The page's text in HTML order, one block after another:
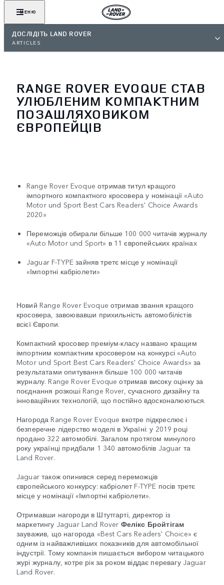
МЕНЮ
ДОСЛІДІТЬ LAND ROVER
ARTICLES
RANGE ROVER EVOQUE СТАВ
УЛЮБЛЕНИМ КОМПАКТНИМ
ПОЗАШЛЯХОВИКОМ
ЄВРОПЕЙЦІВ
Range Rover Evoque отримав титул кращого
імпортного компактного кросовера у номінації «Auto
Motor und Sport Best Cars Readers' Choice Awards
2020»
Переможців обирали більше 100 000 читачів журналу
«Auto Motor und Sport» в 11 європейських країнах
Jaguar F-TYPE зайняв третє місце у номінації
«Імпортні кабріолети»
Новий Range Rover Evoque отримав звання кращого
кросовера, завоювавши прихильність автомобілістів
всієї Європи.
Компактний кросовер преміум-класу названо кращим
імпортним компактним кросовером на конкурсі «Auto
Motor und Sport Best Cars Readers' Choice Awards» за
результатами опитування більше 100 000 читачів
журналу. Range Rover Evoque отримав високу оцінку за
поєднання розкоші Range Rover, сучасного дизайну та
інноваційних технологій, що постійно вдосконалюються.
Нагорода Range Rover Evoque вкотре підкреслює і
безперечне лідерство моделі в Україні: у 2019 році
продано 322 автомобілі. Загалом протягом минулого
року українці придбали 1 340 автомобілів Jaguar та
Land Rover.
Jaguar також опинився серед переможців
європейського конкурсу: кабріолет F-TYPE посів третє
місце у номінації «Імпортні кабріолети».
Отримавши нагороди в Штутгарті, директор із
маркетингу Jaguar Land Rover Фелікс Бройтігам
зауважив, що нагорода «Best Cars Readers' Choice» є
одним із найважливіших показників для автомобільної
індустрії. Тому компанія пишається вибором читацького
журі журналу, котре рік за роком віддає перевагу Jaguar
Land Rover.